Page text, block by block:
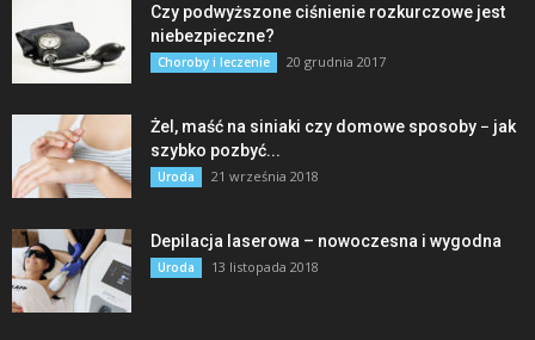
Czy podwyższone ciśnienie rozkurczowe jest
niebezpieczne?
Choroby i leczenie 20 grudnia 2017
Żel, maść na siniaki czy domowe sposoby − jak
szybko pozbyć...
Uroda 21 września 2018
Depilacja laserowa – nowoczesna i wygodna
Uroda 13 listopada 2018